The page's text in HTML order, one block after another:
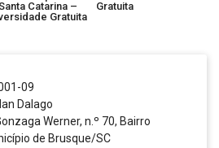
Catarina –
Gratuita
Gratuita
09
Dalago
Werner, n.º 70, Bairro
de Brusque/SC